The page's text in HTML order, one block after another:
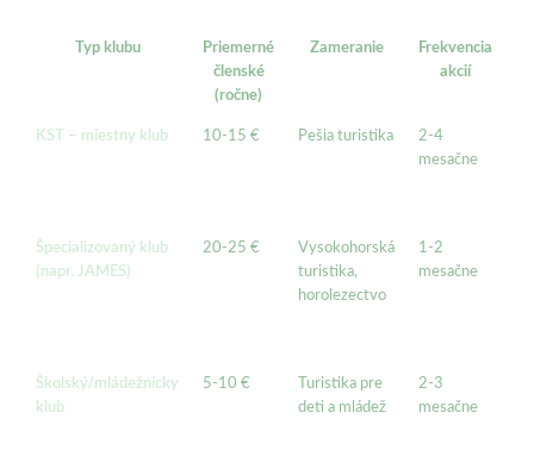
Typ klubu
Priemerné
členské
(ročne)
Zameranie
Frekvencia
akcií
KST – miestny klub 10-15 € Pešia turistika
2-4
mesačne
Špecializovaný klub
(napr. JAMES)
20-25 €
Vysokohorská
turistika,
horolezectvo
1-2
mesačne
Školský/mládežnícky
klub
5-10 €
Turistika pre
deti a mládež
2-3
mesačne